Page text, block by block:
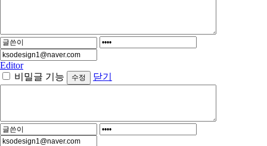
Editor
비밀글 기능
닫기